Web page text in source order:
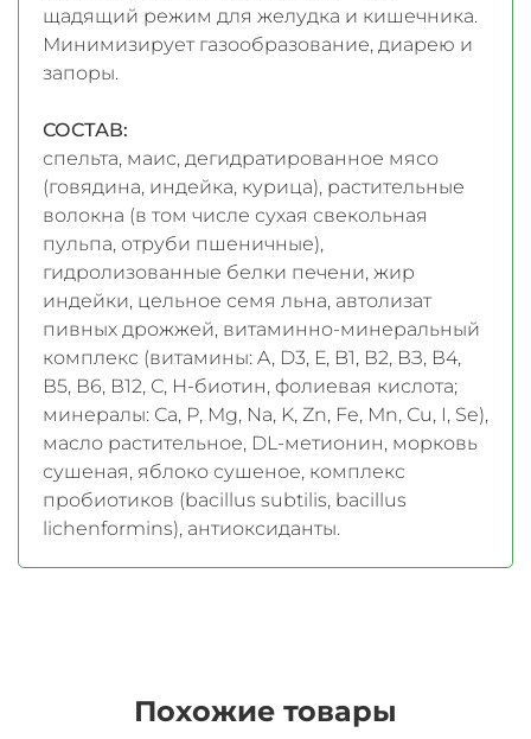
щадящий режим для желудка и кишечника.
Минимизирует газообразование, диарею и
запоры.
СОСТАВ:
спельта, маис, дегидратированное мясо
(говядина, индейка, курица), растительные
волокна (в том числе сухая свекольная
пульпа, отруби пшеничные),
гидролизованные белки печени, жир
индейки, цельное семя льна, автолизат
пивных дрожжей, витаминно-минеральный
комплекс (витамины: A, D3, Е, B1, В2, ВЗ, В4,
В5, В6, В12, С, Н-биотин, фолиевая кислота;
минералы: Са, Р, Mg, Na, K, Zn, Fe, Мn, Сu, I, Se),
масло растительное, DL-метионин, морковь
сушеная, яблоко сушеное, комплекс
пробиотиков (bacillus subtilis, bacillus
lichenformins), антиоксиданты.
Похожие товары